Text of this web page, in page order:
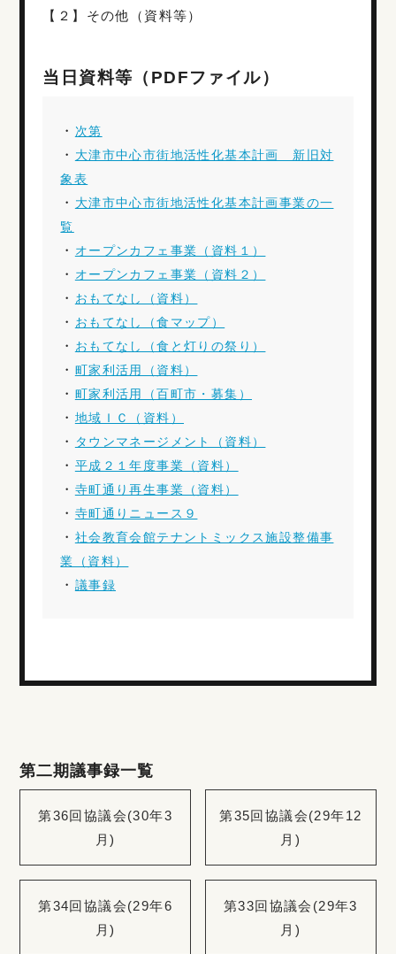
【２】その他（資料等）
当日資料等（PDFファイル）
・ 次第
・ 大津市中心市街地活性化基本計画 新旧対
象表
・ 大津市中心市街地活性化基本計画事業の一
覧
・ オープンカフェ事業（資料１）
・ オープンカフェ事業（資料２）
・ おもてなし（資料）
・ おもてなし（食マップ）
・ おもてなし（食と灯りの祭り）
・ 町家利活用（資料）
・ 町家利活用（百町市・募集）
・ 地域ＩＣ（資料）
・ タウンマネージメント（資料）
・ 平成２１年度事業（資料）
・ 寺町通り再生事業（資料）
・ 寺町通りニュース９
・ 社会教育会館テナントミックス施設整備事
業（資料）
・ 議事録
第二期議事録一覧
第36回協議会(30年3
月)
第35回協議会(29年12
月)
第34回協議会(29年6
月)
第33回協議会(29年3
月)